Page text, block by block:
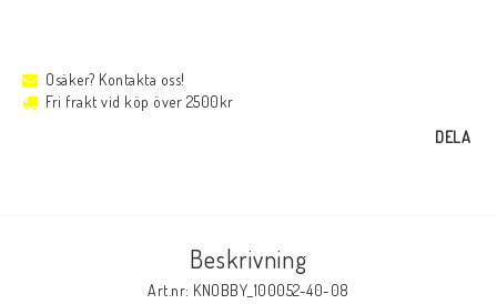
Osäker? Kontakta oss!
Fri frakt vid köp över 2500kr
DELA
Beskrivning
Art.nr: KNOBBY_100052-40-08